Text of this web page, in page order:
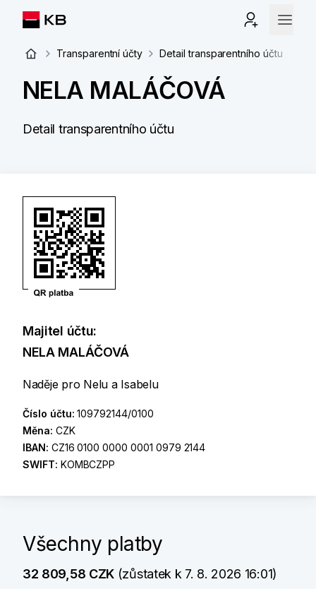
Transparentní účty Detail transparentního účtu
NELA MALÁČOVÁ
Detail transparentního účtu
Majitel účtu:
NELA MALÁČOVÁ
Naděje pro Nelu a Isabelu
Číslo účtu:109792144/0100
Měna: CZK
IBAN: CZ16 0100 0000 0001 0979 2144
SWIFT: KOMBCZPP
Všechny platby
32 809,58 CZK (zůstatek k 7. 8. 2026 16:01)